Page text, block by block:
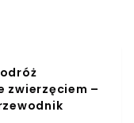
zwierzęciem –